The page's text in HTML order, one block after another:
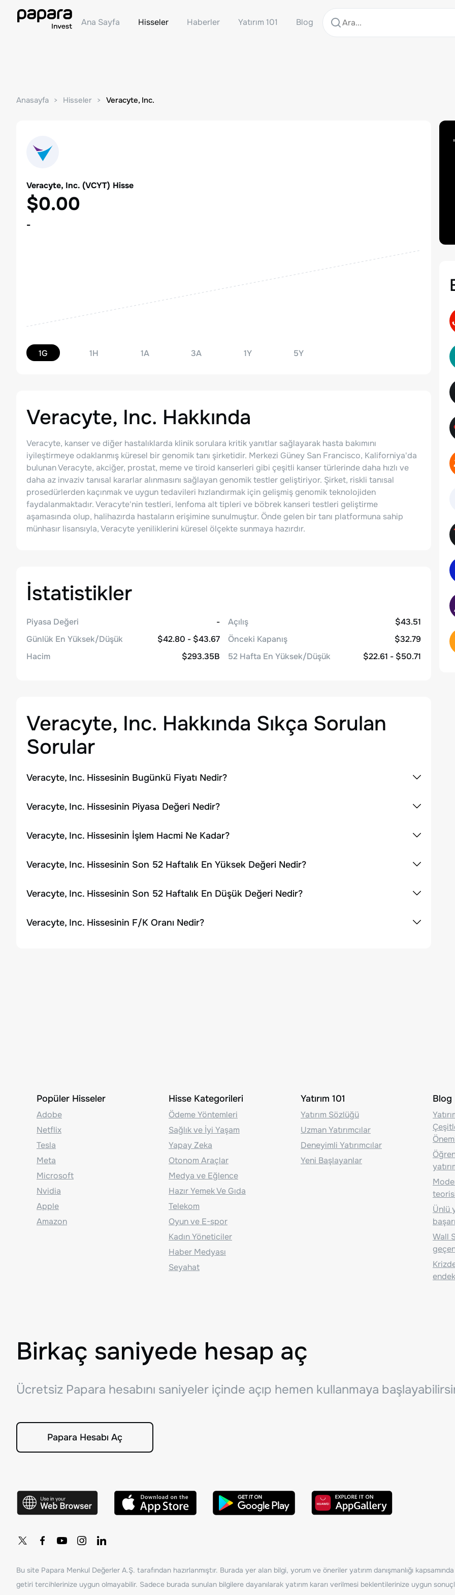
Ana Sayfa Hisseler Haberler Yatırım 101 Blog
Anasayfa Hisseler Veracyte, Inc.
Veracyte, Inc. (VCYT) Hisse
$0.00
-
1G 1H 1A 3A 1Y 5Y
Veracyte, Inc. Hakkında
Veracyte, kanser ve diğer hastalıklarda klinik sorulara kritik yanıtlar sağlayarak hasta bakımını
iyileştirmeye odaklanmış küresel bir genomik tanı şirketidir. Merkezi Güney San Francisco, Kaliforniya'da
bulunan Veracyte, akciğer, prostat, meme ve tiroid kanserleri gibi çeşitli kanser türlerinde daha hızlı ve
daha az invaziv tanısal kararlar alınmasını sağlayan genomik testler geliştiriyor. Şirket, riskli tanısal
prosedürlerden kaçınmak ve uygun tedavileri hızlandırmak için gelişmiş genomik teknolojiden
faydalanmaktadır. Veracyte'nin testleri, lenfoma alt tipleri ve böbrek kanseri testleri geliştirme
aşamasında olup, halihazırda hastaların erişimine sunulmuştur. Önde gelen bir tanı platformuna sahip
münhasır lisansıyla, Veracyte yeniliklerini küresel ölçekte sunmaya hazırdır.
İstatistikler
Piyasa Değeri
-
Günlük En Yüksek/Düşük
$42.80 - $43.67
Hacim
$293.35B
Açılış
$43.51
Önceki Kapanış
$32.79
52 Hafta En Yüksek/Düşük
$22.61 - $50.71
Veracyte, Inc. Hakkında Sıkça Sorulan
Sorular
Veracyte, Inc. Hissesinin Bugünkü Fiyatı Nedir?
Veracyte, Inc. Hissesinin Piyasa Değeri Nedir?
Veracyte, Inc. Hissesinin İşlem Hacmi Ne Kadar?
Veracyte, Inc. Hissesinin Son 52 Haftalık En Yüksek Değeri Nedir?
Veracyte, Inc. Hissesinin Son 52 Haftalık En Düşük Değeri Nedir?
Veracyte, Inc. Hissesinin F/K Oranı Nedir?
Popüler Hisseler
Adobe
Netflix
Tesla
Meta
Microsoft
Nvidia
Apple
Amazon
Hisse Kategorileri
Ödeme Yöntemleri
Sağlık ve İyi Yaşam
Yapay Zeka
Otonom Araçlar
Medya ve Eğlence
Hazır Yemek Ve Gıda
Telekom
Oyun ve E-spor
Kadın Yöneticiler
Haber Medyası
Seyahat
Yatırım 101
Yatırım Sözlüğü
Uzman Yatırımcılar
Deneyimli Yatırımcılar
Yeni Başlayanlar
Blog
Ünlü
Wall
Birkaç saniyede hesap aç
Ücretsiz Papara hesabını saniyeler içinde açıp hemen kullanmaya
Papara Hesabı Aç
Bu site Papara Menkul Değerler A.Ş. tarafından hazırlanmıştır. Burada yer alan bilgi, yorum ve öneriler yatırım danışmanlığı
getiri tercihlerinize uygun olmayabilir. Sadece burada sunulan bilgilere dayanılarak yatırım kararı verilmesi beklentilerinize uygun